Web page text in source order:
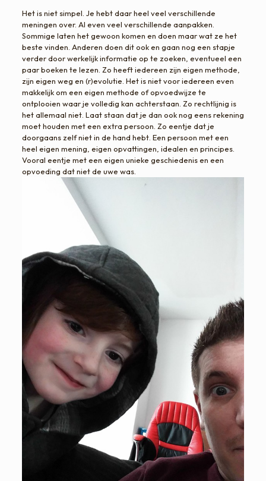
Het is niet simpel. Je hebt daar heel veel verschillende
meningen over. Al even veel verschillende aanpakken.
Sommige laten het gewoon komen en doen maar wat ze het
beste vinden. Anderen doen dit ook en gaan nog een stapje
verder door werkelijk informatie op te zoeken, eventueel een
paar boeken te lezen. Zo heeft iedereen zijn eigen methode,
zijn eigen weg en (r)evolutie. Het is niet voor iedereen even
makkelijk om een eigen methode of opvoedwijze te
ontplooien waar je volledig kan achterstaan. Zo rechtlijnig is
het allemaal niet. Laat staan dat je dan ook nog eens rekening
moet houden met een extra persoon. Zo eentje dat je
doorgaans zelf niet in de hand hebt. Een persoon met een
heel eigen mening, eigen opvattingen, idealen en principes.
Vooral eentje met een eigen unieke geschiedenis en een
opvoeding dat niet de uwe was.